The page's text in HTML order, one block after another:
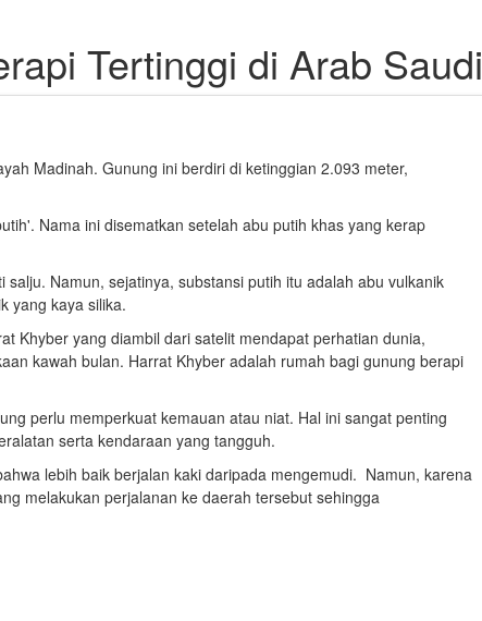
Tertinggi di Arab Saudi
Madinah. Gunung ini berdiri di ketinggian 2.093 meter,
Nama ini disematkan setelah abu putih khas yang kerap
Namun, sejatinya, substansi putih itu adalah abu vulkanik
yang kaya silika.
Khyber yang diambil dari satelit mendapat perhatian dunia,
kawah bulan. Harrat Khyber adalah rumah bagi gunung berapi
perlu memperkuat kemauan atau niat. Hal ini sangat penting
serta kendaraan yang tangguh.
lebih baik berjalan kaki daripada mengemudi. Namun, karena
melakukan perjalanan ke daerah tersebut sehingga